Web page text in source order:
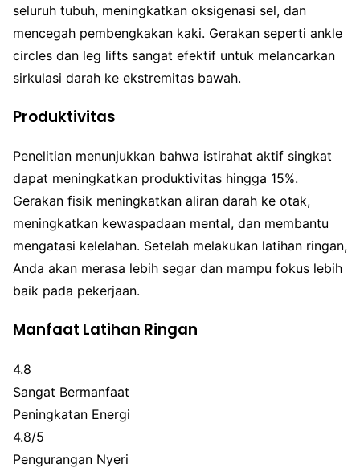
seluruh tubuh, meningkatkan oksigenasi sel, dan
mencegah pembengkakan kaki. Gerakan seperti ankle
circles dan leg lifts sangat efektif untuk melancarkan
sirkulasi darah ke ekstremitas bawah.
Produktivitas
Penelitian menunjukkan bahwa istirahat aktif singkat
dapat meningkatkan produktivitas hingga 15%.
Gerakan fisik meningkatkan aliran darah ke otak,
meningkatkan kewaspadaan mental, dan membantu
mengatasi kelelahan. Setelah melakukan latihan ringan,
Anda akan merasa lebih segar dan mampu fokus lebih
baik pada pekerjaan.
Manfaat Latihan Ringan
4.8
Sangat Bermanfaat
Peningkatan Energi
4.8/5
Pengurangan Nyeri